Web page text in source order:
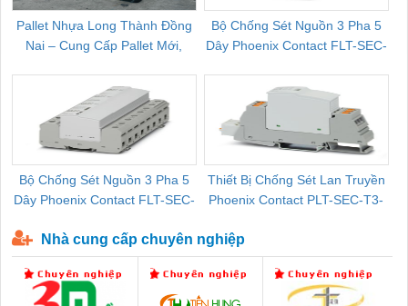
Pallet Nhựa Long Thành Đồng
Nai – Cung Cấp Pallet Mới,
Bộ Chống Sét Nguồn 3 Pha 5
Dây Phoenix Contact FLT-SEC-
Bộ Chống Sét Nguồn 3 Pha 5
Dây Phoenix Contact FLT-SEC-
Thiết Bị Chống Sét Lan Truyền
Phoenix Contact PLT-SEC-T3-
Nhà cung cấp chuyên nghiệp